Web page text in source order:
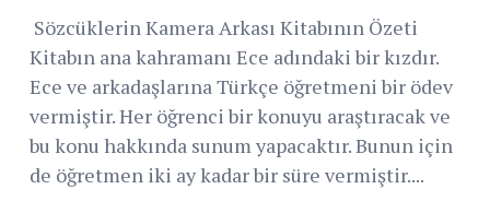
Sözcüklerin Kamera Arkası Kitabının Özeti
Kitabın ana kahramanı Ece adındaki bir kızdır.
Ece ve arkadaşlarına Türkçe öğretmeni bir ödev
vermiştir. Her öğrenci bir konuyu araştıracak ve
bu konu hakkında sunum yapacaktır. Bunun için
de öğretmen iki ay kadar bir süre vermiştir....